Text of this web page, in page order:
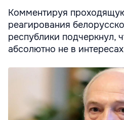
Комментируя
реагирования
республики подчеркнул,
абсолютно не в